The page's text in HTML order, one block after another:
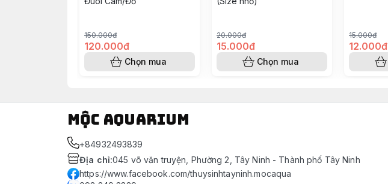
150.000đ
120.000đ
Chọn mua
20.000đ
15.000đ
Chọn mua
15.000đ
12.000đ
Mộc Aquarium
+84932493839
Địa chỉ:045 võ văn truyện, Phường 2, Tây Ninh - Thành phố Tây Ninh
https://www.facebook.com/thuysinhtayninh.mocaqua